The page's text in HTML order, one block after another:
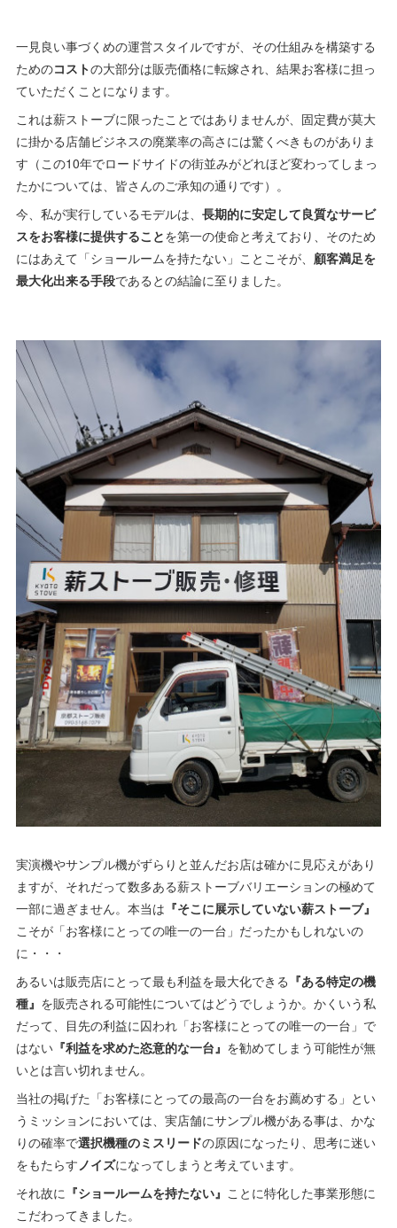
一見良い事づくめの運営スタイルですが、その仕組みを構築する
ためのコストの大部分は販売価格に転嫁され、結果お客様に担っ
ていただくことになります。
これは薪ストーブに限ったことではありませんが、固定費が莫大
に掛かる店舗ビジネスの廃業率の高さには驚くべきものがありま
す（この10年でロードサイドの街並みがどれほど変わってしまっ
たかについては、皆さんのご承知の通りです）。
今、私が実行しているモデルは、長期的に安定して良質なサービ
スをお客様に提供することを第一の使命と考えており、そのため
にはあえて「ショールームを持たない」ことこそが、顧客満足を
最大化出来る手段であるとの結論に至りました。
実演機やサンプル機がずらりと並んだお店は確かに見応えがあり
ますが、それだって数多ある薪ストーブバリエーションの極めて
一部に過ぎません。本当は 『そこに展示していない薪ストーブ』
こそが「お客様にとっての唯一の一台」だったかもしれないの
に・・・
あるいは販売店にとって最も利益を最大化できる 『ある特定の機
種』 を販売される可能性についてはどうでしょうか。かくいう私
だって、目先の利益に囚われ「お客様にとっての唯一の一台」で
はない 『利益を求めた恣意的な一台』 を勧めてしまう可能性が無
いとは言い切れません。
当社の掲げた「お客様にとっての最高の一台をお薦めする」とい
うミッションにおいては、実店舗にサンプル機がある事は、かな
りの確率で選択機種のミスリードの原因になったり、思考に迷い
をもたらす ノイズになってしまうと考えています。
それ故に 『ショールームを持たない』 ことに特化した事業形態に
こだわってきました。